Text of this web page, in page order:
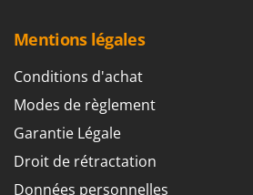
MOVA
Mowox
MTD
N
New O.M.R.A.
Mentions légales
Conditions d'achat
Modes de règlement
Garantie Légale
Droit de rétractation
Données personnelles